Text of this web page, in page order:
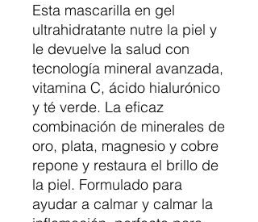
Esta mascarilla en gel
ultrahidratante nutre la piel y
le devuelve la salud con
tecnología mineral avanzada,
vitamina C, ácido hialurónico
y té verde. La eficaz
combinación de minerales de
oro, plata, magnesio y cobre
repone y restaura el brillo de
la piel. Formulado para
ayudar a calmar y calmar la